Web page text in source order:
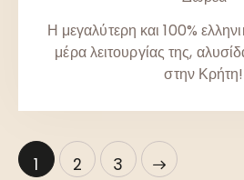
Η μεγαλύτερη και 100%
μέρα λειτουργίας της,
στην Κρήτη!
1 2 3
>